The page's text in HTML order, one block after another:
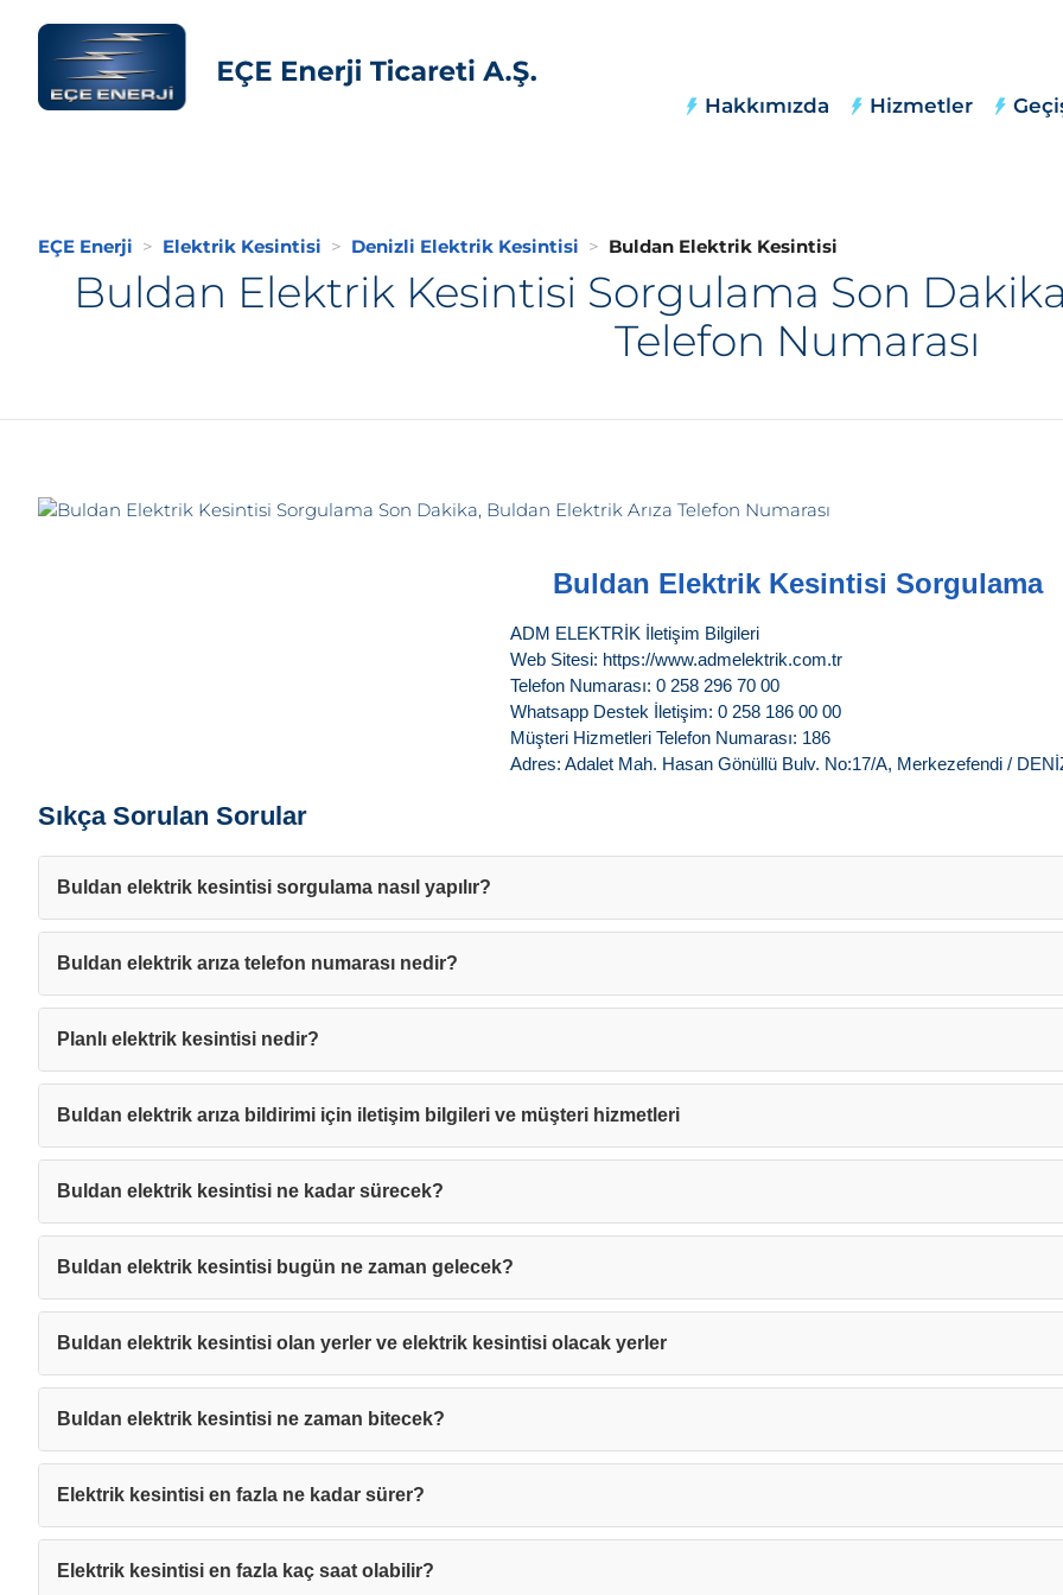
Hakkımızda Hizmetler
EÇE Enerji Elektrik Kesintisi Denizli Elektrik Kesintisi Buldan Elektrik Kesintisi
Buldan Elektrik Kesintisi Sorgulama Son
Telefon Numarası
Buldan Elektrik Kesintisi Sorgulama
ADM ELEKTRİK İletişim Bilgileri
Web Sitesi: https://www.admelektrik.com.tr
Telefon Numarası: 0 258 296 70 00
Whatsapp Destek İletişim: 0 258 186 00 00
Müşteri Hizmetleri Telefon Numarası: 186
Adres: Adalet Mah. Hasan Gönüllü Bulv. No:17/A, Merkezefendi /
Sıkça Sorulan Sorular
Buldan elektrik kesintisi sorgulama nasıl yapılır?
Buldan elektrik arıza telefon numarası nedir?
Planlı elektrik kesintisi nedir?
Buldan elektrik arıza bildirimi için iletişim bilgileri ve müşteri hizmetleri
Buldan elektrik kesintisi ne kadar sürecek?
Buldan elektrik kesintisi bugün ne zaman gelecek?
Buldan elektrik kesintisi olan yerler ve elektrik kesintisi olacak yerler
Buldan elektrik kesintisi ne zaman bitecek?
Elektrik kesintisi en fazla ne kadar sürer?
Elektrik kesintisi en fazla kaç saat olabilir?